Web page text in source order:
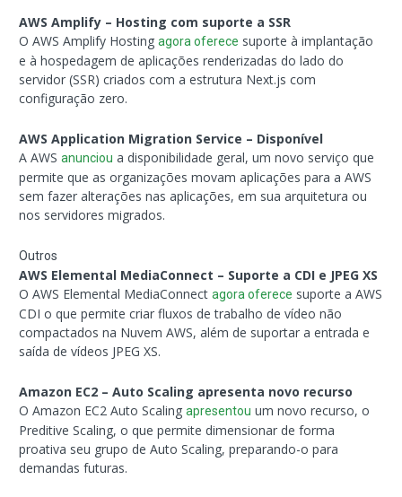
AWS Amplify – Hosting com suporte a SSR
O AWS Amplify Hostingagora oferece suporte à implantação
e à hospedagem de aplicações renderizadas do lado do
servidor (SSR) criados com a estrutura Next.js com
configuração zero.
AWS Application Migration Service – Disponível
A AWSanunciou a disponibilidade geral, um novo serviço que
permite que as organizações movam aplicações para a AWS
sem fazer alterações nas aplicações, em sua arquitetura ou
nos servidores migrados.
Outros
AWS Elemental MediaConnect – Suporte a CDI e JPEG XS
O AWS Elemental MediaConnectagora oferece suporte a AWS
CDI o que permite criar fluxos de trabalho de vídeo não
compactados na Nuvem AWS, além de suportar a entrada e
saída de vídeos JPEG XS.
Amazon EC2 – Auto Scaling apresenta novo recurso
O Amazon EC2 Auto Scalingapresentou um novo recurso, o
Preditive Scaling, o que permite dimensionar de forma
proativa seu grupo de Auto Scaling, preparando-o para
demandas futuras.